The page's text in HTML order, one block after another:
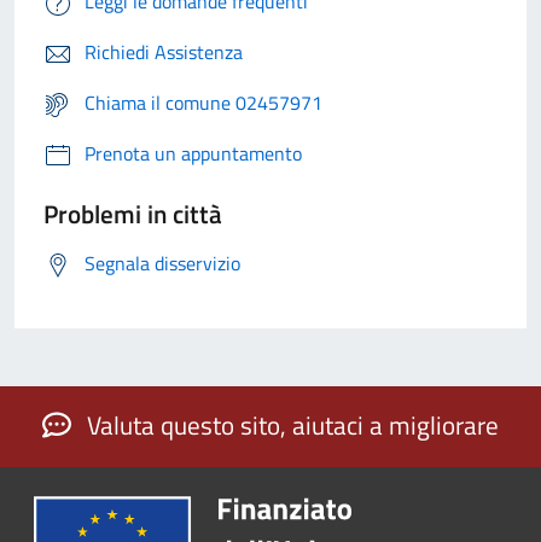
Richiedi Assistenza
Chiama il comune 02457971
Prenota un appuntamento
Problemi in città
Segnala disservizio
Valuta questo sito, aiutaci a migliorare